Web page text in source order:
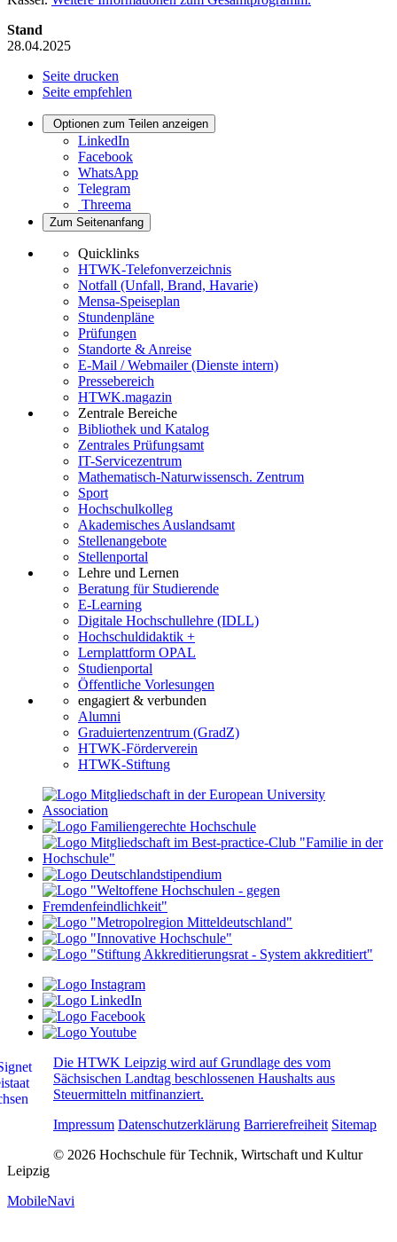
Stand
28.04.2025
Seite drucken
Seite empfehlen
Optionen zum Teilen anzeigen
LinkedIn
Facebook
WhatsApp
Telegram
Threema
Zum Seitenanfang
Quicklinks
HTWK-Telefonverzeichnis
Notfall (Unfall, Brand, Havarie)
Mensa-Speiseplan
Stundenpläne
Prüfungen
Standorte & Anreise
E-Mail / Webmailer (Dienste intern)
Pressebereich
HTWK.magazin
Zentrale Bereiche
Bibliothek und Katalog
Zentrales Prüfungsamt
IT-Servicezentrum
Mathematisch-Naturwissensch. Zentrum
Sport
Hochschulkolleg
Akademisches Auslandsamt
Stellenangebote
Stellenportal
Lehre und Lernen
Beratung für Studierende
E-Learning
Digitale Hochschullehre (IDLL)
Hochschuldidaktik +
Lernplattform OPAL
Studienportal
Öffentliche Vorlesungen
engagiert & verbunden
Alumni
Graduiertenzentrum (GradZ)
HTWK-Förderverein
HTWK-Stiftung
Die HTWK Leipzig wird auf Grundlage des vom
Sächsischen Landtag beschlossenen Haushalts aus
Steuermitteln mitfinanziert.
Impressum Datenschutzerklärung Barrierefreiheit Sitemap
© 2026 Hochschule für Technik, Wirtschaft und Kultur
Leipzig
MobileNavi